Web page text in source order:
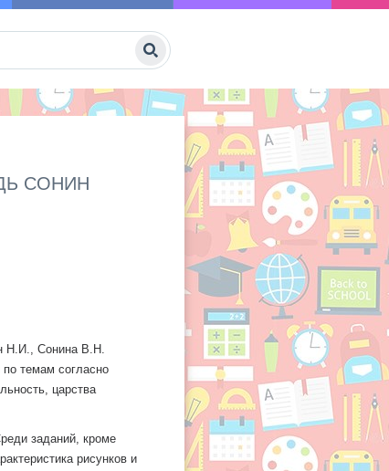
СОНИН
Н.И., Сонина В.Н.
темам согласно
царства
заданий, кроме
рисунков и